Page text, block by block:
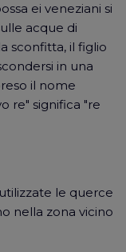
ei veneziani si
acque di
sconfitta, il figlio
in una
il nome
re" significa "re
le querce
nella zona vicino